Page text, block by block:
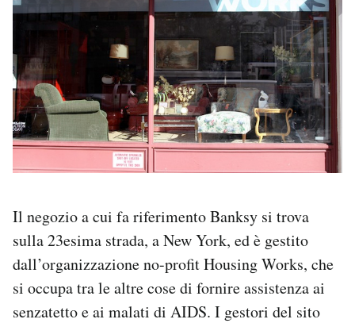
Il negozio a cui fa riferimento Banksy si trova
sulla 23esima strada, a New York, ed è gestito
dall’organizzazione no-profit Housing Works, che
si occupa tra le altre cose di fornire assistenza ai
senzatetto e ai malati di AIDS. I gestori del sito